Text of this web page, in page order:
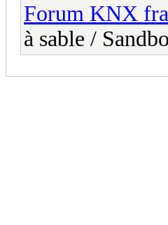
Forum KNX
à sable /